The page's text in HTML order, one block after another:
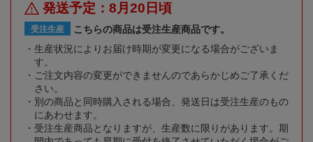
発送予定：8月20日頃
受注生産
こちらの商品は受注生産商品です。
生産状況によりお届け時期が変更になる場合がございま
す。
ご注文内容の変更ができませんのであらかじめご了承くだ
さい。
別の商品と同時購入される場合、発送日は受注生産のもの
にあわせます。
受注生産商品となりますが、生産数に限りがあります。期